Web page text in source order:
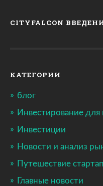
CITYFALCON
КАТЕГОРИИ
блог
Инвестирование для
Инвестиции
Новости и анализ
Путешествие
Главные новости